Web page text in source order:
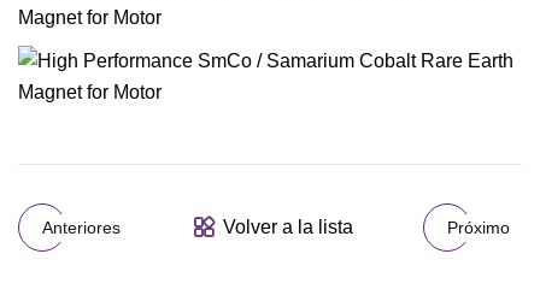
Anteriores Volver a la lista Próximo